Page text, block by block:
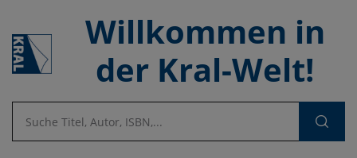
Willkommen in
der Kral-Welt!